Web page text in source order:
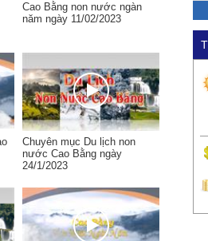
Cao Bằng non nước ngàn
năm ngày 11/02/2023
Chuyên mục Du lịch non
nước Cao Bằng ngày
24/1/2023